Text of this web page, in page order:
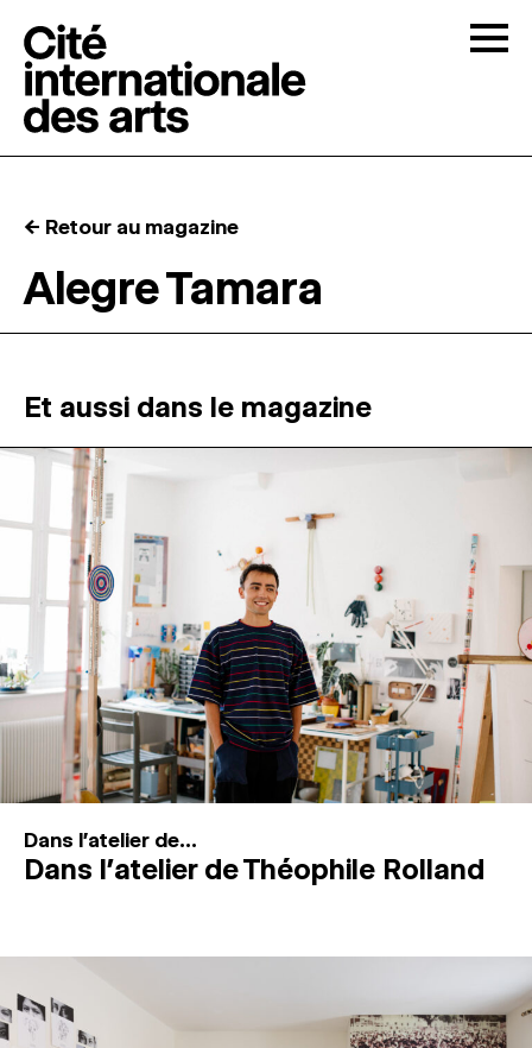
RÉSIDENCES ↓
ATELIERS OUVERTS
PROGRAMMATION
MAGAZINE
ESPACES DE PRATIQUE ARTISTIQUE ↓
Recherche
Connexion
← Retour au magazine
Alegre Tamara
Et aussi dans le magazine
Dans l'atelier de...
Dans l’atelier de Théophile Rolland